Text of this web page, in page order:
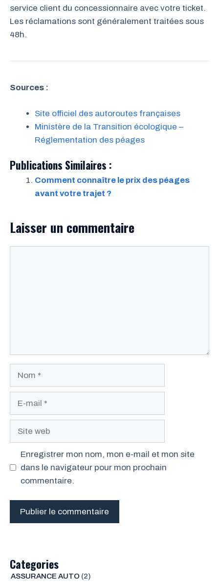
service client du concessionnaire avec votre ticket.
Les réclamations sont généralement traitées sous
48h.
Sources :
Site officiel des autoroutes françaises
Ministère de la Transition écologique –
Réglementation des péages
Publications Similaires :
Comment connaître le prix des péages
avant votre trajet ?
Laisser un commentaire
Site
Enregistrer mon nom, mon e-mail et mon site
dans le navigateur pour mon prochain
commentaire.
Categories
ASSURANCE AUTO (2)